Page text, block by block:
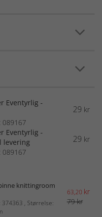
Eventyrlig -
089167
29 kr
Eventyrlig -
levering
089167
29 kr
knittingroom
374363 , Størrelse:
63,20 kr
79 kr